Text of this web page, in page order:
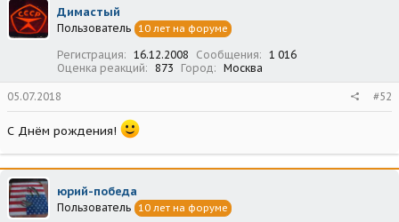
Димастый
Пользователь 10 лет на форуме
Регистрация 16.12.2008 Сообщения
1 016
Оценка реакций
873 Город Москва
05.07.2018 #52
С Днём рождения!
юрий-победа
Пользователь 10 лет на форуме